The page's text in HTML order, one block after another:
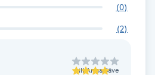
(0)
(2)
till Anna Säve